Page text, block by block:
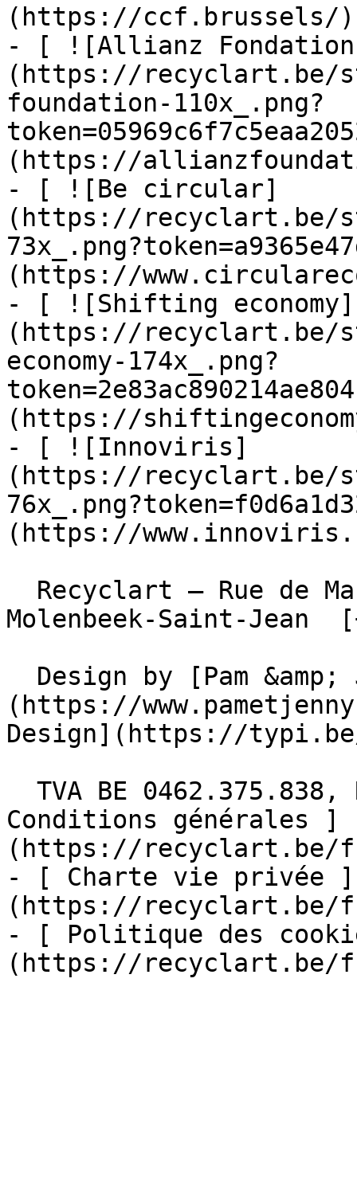
(https://ccf.brussels/)
- [ ![Allianz
(https://recyclart.be/
foundation-110x_.png?
(https://
- [ ![Be circular]
(https://recyclart.be/
(https://
- [ ![Shifting economy]
(https://recyclart.be/
economy-174x_.png?
(https://
- [ ![Innoviris]
(https://recyclart.be/
(https://
Molenbeek-Saint-
(https://
Design](https://
Conditions générales ]
(https://recyclart.be/
- [ Charte vie privée ]
(https://recyclart.be/
- [ Politique des